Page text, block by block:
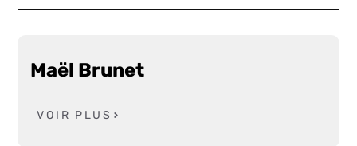
Maël Brunet
VOIR PLUS